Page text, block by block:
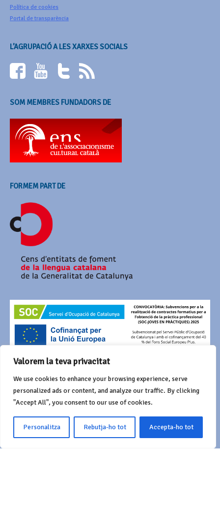
Valorem la teva privacitat
We use cookies to enhance your browsing experience, serve
personalized ads or content, and analyze our traffic. By clicking
"Accept All", you consent to our use of cookies.
Personalitza Rebutja-ho tot Accepta-ho tot
Política de cookies
Portal de transparència
L’AGRUPACIÓ A LES XARXES SOCIALS
SOM MEMBRES FUNDADORS DE
FORMEM PART DE